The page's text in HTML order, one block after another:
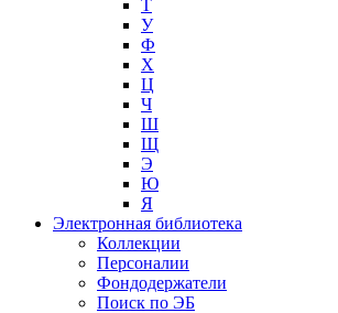
Т
У
Ф
Х
Ц
Ч
Ш
Щ
Э
Ю
Я
Электронная библиотека
Коллекции
Персоналии
Фондодержатели
Поиск по ЭБ